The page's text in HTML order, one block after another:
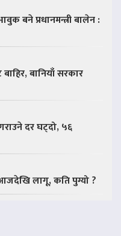
बने प्रधानमन्त्री बालेन :
बानियाँ सरकार
दर घट्दो, ५६
लागू, कति पुग्यो ?